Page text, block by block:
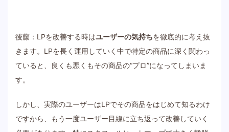
後藤：LPを改善する時はユーザーの気持ちを徹底的に考え抜
きます。LPを長く運用していく中で特定の商品に深く関わっ
ていると、良くも悪くもその商品の“プロ”になってしまいま
す。
しかし、実際のユーザーはLPでその商品をはじめて知るわけ
ですから、もう一度ユーザー目線に立ち返って改善していく